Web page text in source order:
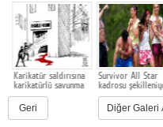
Karikatür saldırısına
karikatürlü savunma
Survivor All Star
kadrosu
Geri
Diğer Galeri